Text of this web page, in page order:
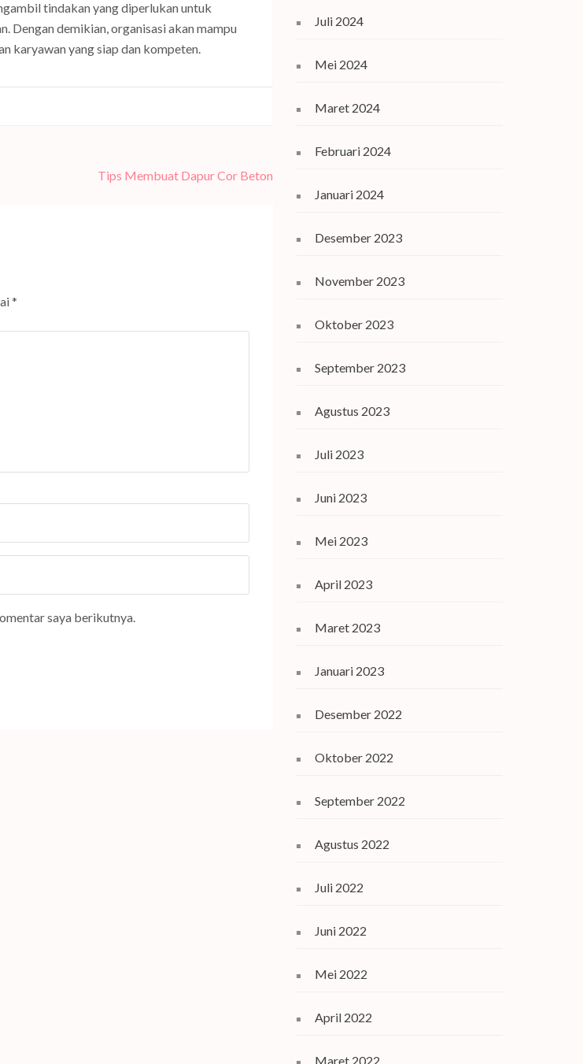
tindakan yang diperlukan untuk
Dengan demikian, organisasi akan mampu
karyawan yang siap dan kompeten.
Tips Membuat Dapur Cor Beton
*
saya berikutnya.
Juli 2024
Mei 2024
Maret 2024
Februari 2024
Januari 2024
Desember 2023
November 2023
Oktober 2023
September 2023
Agustus 2023
Juli 2023
Juni 2023
Mei 2023
April 2023
Maret 2023
Januari 2023
Desember 2022
Oktober 2022
September 2022
Agustus 2022
Juli 2022
Juni 2022
Mei 2022
April 2022
Maret 2022